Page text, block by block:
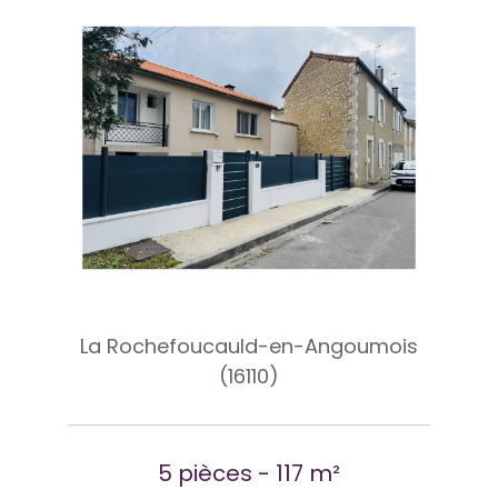
La Rochefoucauld-en-Angoumois
(16110)
5 pièces - 117 m²